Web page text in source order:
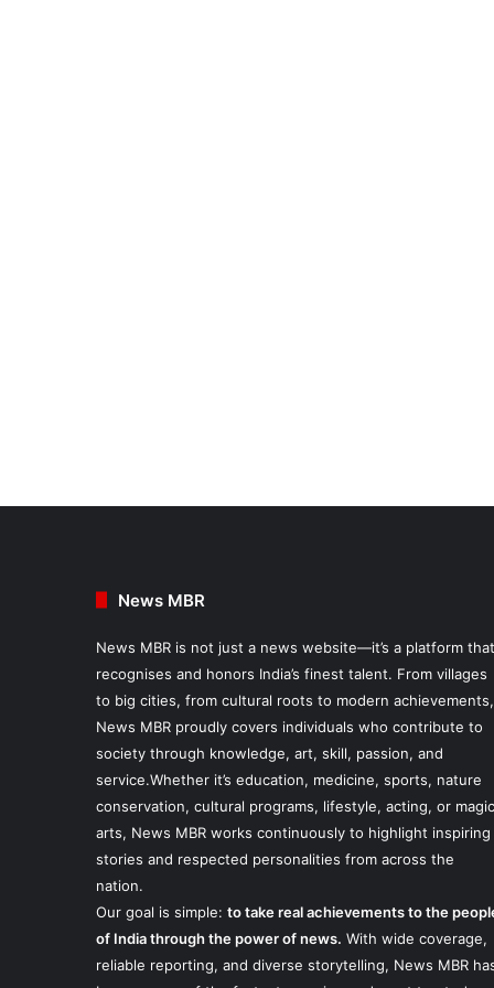
News MBR
News MBR is not just a news website—it’s a platform that
recognises and honors India’s finest talent. From villages
to big cities, from cultural roots to modern achievements,
News MBR proudly covers individuals who contribute to
society through knowledge, art, skill, passion, and
service.Whether it’s education, medicine, sports, nature
conservation, cultural programs, lifestyle, acting, or magic
arts, News MBR works continuously to highlight inspiring
stories and respected personalities from across the
nation.
Our goal is simple: to take real achievements to the
of India through the power of news. With wide coverage,
reliable reporting, and diverse storytelling, News MBR